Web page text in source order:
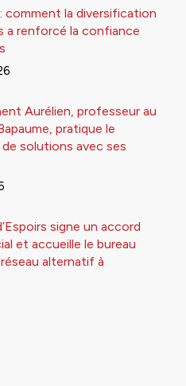
: comment la diversification
a renforcé la confiance
Aurélien, professeur au
pratique le
de solutions avec ses
signe un accord
et accueille le bureau
alternatif à